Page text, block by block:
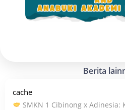
Berita
cache
SMKN 1 Cibinong x Adinesia: